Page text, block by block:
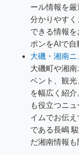
ール情報を
分かりやす
できる情報
ポンをAIで自
大磯・湘南ニ
大磯町や湘
ベント、観
を幅広く紹
も役立つニ
イムでお伝
である長嶋
だ湘南情報も